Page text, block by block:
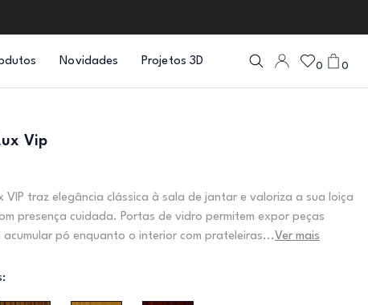
Novidades Projetos 3D 0 0
Vip
VIP traz elegância clássica à sala de jantar e valoriza a sua loiça
presença cuidada. Portas de vidro permitem expor peças
acumular pó enquanto o interior com prateleiras... Ver mais